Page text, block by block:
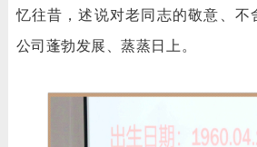
忆往昔，述说对老同志的敬意、不
公司蓬勃发展、蒸蒸日上。